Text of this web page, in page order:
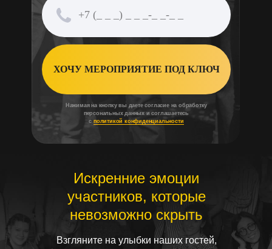
ХОЧУ МЕРОПРИЯТИЕ ПОД КЛЮЧ
Нажимая на кнопку вы даете согласие на обработку
персональных данных и соглашаетесь
сполитикой конфиденциальности
Искренние эмоции
участников, которые
невозможно скрыть
Взгляните на улыбки наших гостей,